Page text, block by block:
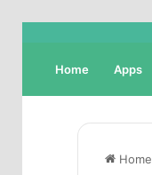
Home Apps
Home